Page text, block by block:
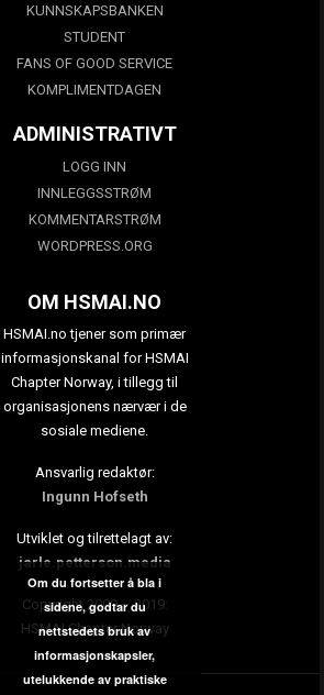
KUNNSKAPSBANKEN
STUDENT
FANS OF GOOD SERVICE
KOMPLIMENTDAGEN
ADMINISTRATIVT
LOGG INN
INNLEGGSSTRØM
KOMMENTARSTRØM
WORDPRESS.ORG
OM HSMAI.NO
HSMAI.no tjener som primær
informasjonskanal for HSMAI
Chapter Norway, i tillegg til
organisasjonens nærvær i de
sosiale mediene.
Ansvarlig redaktør:
Ingunn Hofseth
Utviklet og tilrettelagt av:
jarle.petterson.media
Copyright 2009 – 2019:
HSMAI Chapter Norway
Om du fortsetter å bla i
sidene, godtar du
nettstedets bruk av
informasjonskapsler,
utelukkende av praktiske